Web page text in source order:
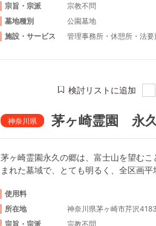
宗旨・宗派
宗教不問
墓地種別
公園墓地
施設・サービス
管理事務所 ・休憩所 ・法要
検討リストに追加
神奈川県 茅ヶ崎霊園 永
茅ヶ崎霊園永久の郷は、富士山を望む
まれた墓域で、とても明るく、全区画
使用料
所在地
神奈川県茅ヶ崎市芹沢4183
宗旨・宗派
宗教不問